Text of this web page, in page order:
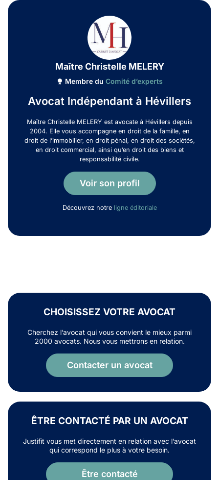
Maître Christelle MELERY
Membre du Comité d’experts
Avocat Indépendant à Hévillers
Maître Christelle MELERY est avocate à Hévillers depuis
2004. Elle vous accompagne en droit de la famille, en
droit de l’immobilier, en droit pénal, en droit des sociétés,
en droit commercial, ainsi qu’en droit des biens et
responsabilité civile.
Voir son profil
Découvrez notre ligne éditoriale
CHOISISSEZ VOTRE AVOCAT
Cherchez l’avocat qui vous convient le mieux parmi
2000 avocats. Nous vous mettrons en relation.
Contacter un avocat
ÊTRE CONTACTÉ PAR UN AVOCAT
Justifit vous met directement en relation avec l’avocat
qui correspond le plus à votre besoin.
Être contacté